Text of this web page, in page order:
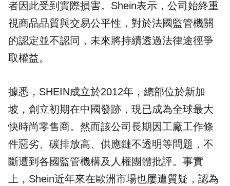
者因此受到實際損害。Shein表示，公司始終重
視商品品質與交易公平性，對於法國監管機關
的認定並不認同，未來將持續透過法律途徑爭
取權益。
據悉，SHEIN成立於2012年，總部位於新加
坡，創立初期在中國發跡，現已成為全球最大
快時尚零售商。然而該公司長期因工廠工作條
件惡劣、碳排放高、供應鏈不透明等問題，不
斷遭到各國監管機構及人權團體批評。事實
上，Shein近年來在歐洲市場也屢遭質疑，認為